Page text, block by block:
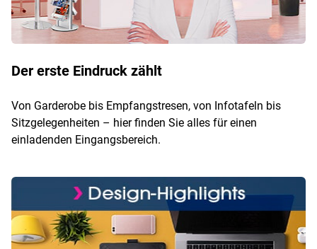
Der erste Eindruck zählt
Von Garderobe bis Empfangstresen, von Infotafeln bis
Sitzgelegenheiten – hier finden Sie alles für einen
einladenden Eingangsbereich.